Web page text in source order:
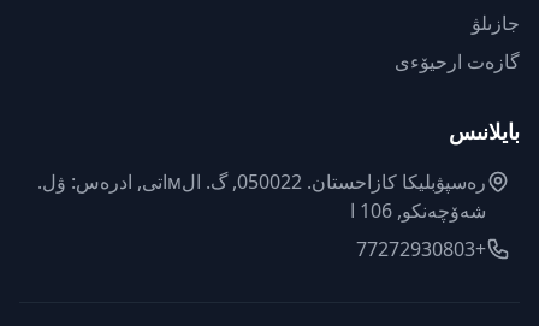
جازىلۋ
گازەت ارحيۆءى
بايلانىس
رەسپۋبليكا كازاحستان. 050022, گ. الмاتى, ادرەس: ۋل.
شەۆچەنكو, 106 ا
+77272930803